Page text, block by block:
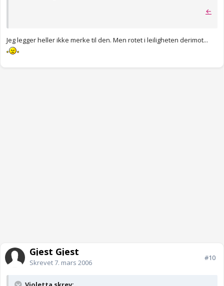
←
Jeg legger heller ikke merke til den. Men rotet i leiligheten derimot...
Gjest Gjest
Skrevet7. mars 2006
#10